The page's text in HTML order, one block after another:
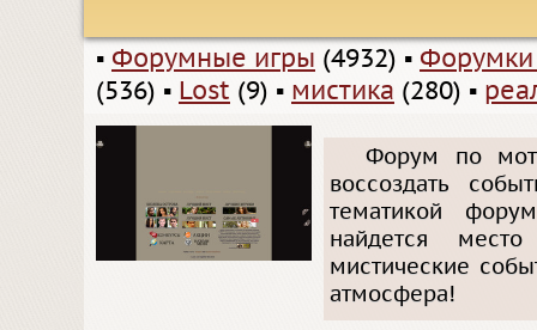
▪ Форумные игры (4932) ▪
(536) ▪ Lost (9) ▪ мистика (280) ▪
Форум по
воссоздать
тематикой
найдется
мистические
атмосфера!